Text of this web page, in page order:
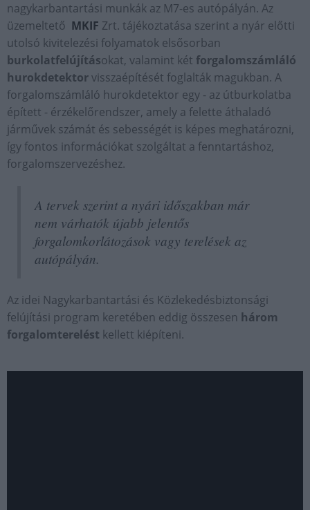
nagykarbantartási munkák az M7-es autópályán. Az
üzemeltető MKIF Zrt. tájékoztatása szerint a nyár előtti
utolsó kivitelezési folyamatok elsősorban
burkolatfelújításokat, valamint két forgalomszámláló
hurokdetektorvisszaépítését foglalták magukban. A
forgalomszámláló hurokdetektor egy - az útburkolatba
épített - érzékelőrendszer, amely a felette áthaladó
járművek számát és sebességét is képes meghatározni,
így fontos információkat szolgáltat a fenntartáshoz,
forgalomszervezéshez.
A tervek szerint a nyári időszakban már
nem várhatók újabb jelentős
forgalomkorlátozások vagy terelések az
autópályán.
Az idei Nagykarbantartási és Közlekedésbiztonsági
felújítási program keretében eddig összesen három
forgalomterelést kellett kiépíteni.